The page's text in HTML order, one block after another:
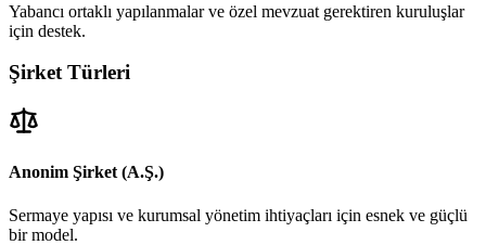
Yabancı ortaklı yapılanmalar ve özel mevzuat gerektiren kuruluşlar
için destek.
Şirket Türleri
Anonim Şirket (A.Ş.)
Sermaye yapısı ve kurumsal yönetim ihtiyaçları için esnek ve güçlü
bir model.